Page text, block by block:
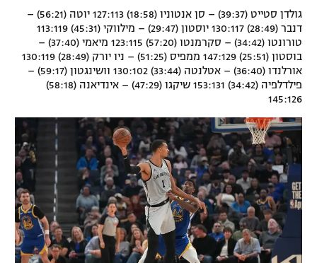
תנאי שימוש
מדיניות פרטיות
רשיון להקרנה פומבית לבית עסק
הצטרפות לחבילת הערוצים
לוח דרושים – ג'ובנט
תגיות
ספורט אתגרי ואקסטרים
אומנויות לחימה
גיימינג E-Sports
גולדן סטייט (39:37) – סן אנטוניו (18:58) 127:113 יוטה (56:21) –
דנבר (28:49) 130:117 יוסטון (29:47) – מילווקי (45:31) 113:119
טורונטו (34:42) – סקרמנטו (57:20) 123:115 מיאמי (37:40) –
בוסטון (25:51) 147:129 ממפיס (51:25) – ניו יורק (28:49) 130:119
אורלנדו (36:40) – אטלנטה (33:44) 130:102 וושינגטון (59:17) –
פילדלפיה (34:42) 153:131 שיקגו (47:29) – אינדיאנה (58:18)
145:126